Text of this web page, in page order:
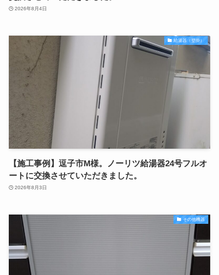
2026年8月4日
給湯器（壁掛）
【施工事例】逗子市M様。ノーリツ給湯器24号フルオ
ートに交換させていただきました。
2026年8月3日
その他機器